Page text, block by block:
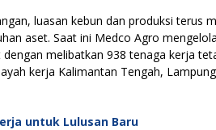
luasan kebun dan produksi terus
aset. Saat ini Medco Agro
melibatkan 938 tenaga kerja
kerja Kalimantan Tengah,
untuk Lulusan Baru